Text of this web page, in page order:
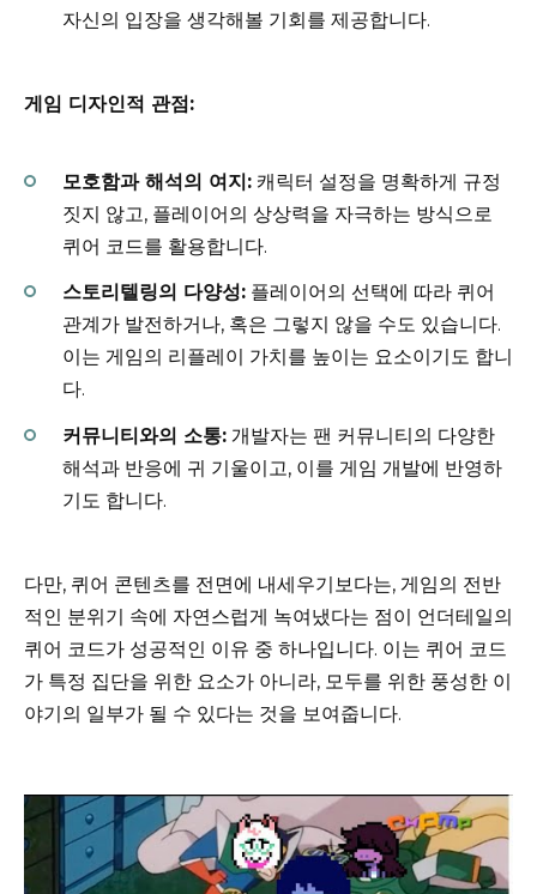
자신의 입장을 생각해볼 기회를 제공합니다.
게임 디자인적 관점:
모호함과 해석의 여지: 캐릭터 설정을 명확하게 규정
짓지 않고, 플레이어의 상상력을 자극하는 방식으로
퀴어 코드를 활용합니다.
스토리텔링의 다양성: 플레이어의 선택에 따라 퀴어
관계가 발전하거나, 혹은 그렇지 않을 수도 있습니다.
이는 게임의 리플레이 가치를 높이는 요소이기도 합니
다.
커뮤니티와의 소통: 개발자는 팬 커뮤니티의 다양한
해석과 반응에 귀 기울이고, 이를 게임 개발에 반영하
기도 합니다.
다만, 퀴어 콘텐츠를 전면에 내세우기보다는, 게임의 전반
적인 분위기 속에 자연스럽게 녹여냈다는 점이 언더테일의
퀴어 코드가 성공적인 이유 중 하나입니다. 이는 퀴어 코드
가 특정 집단을 위한 요소가 아니라, 모두를 위한 풍성한 이
야기의 일부가 될 수 있다는 것을 보여줍니다.